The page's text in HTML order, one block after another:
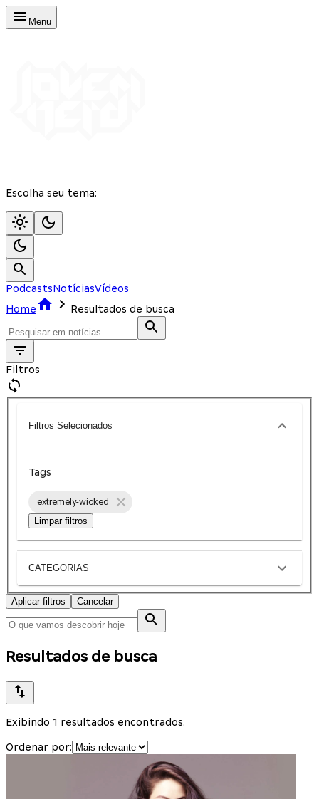
Menu
Escolha seu tema:
PodcastsNotíciasVídeos
Home
Resultados de busca
Filtros
Filtros Selecionados
Tags
extremely-wicked
Limpar filtros
CATEGORIAS
Aplicar filtros Cancelar
Resultados de busca
Exibindo 1 resultados encontrados.
Ordenar por: